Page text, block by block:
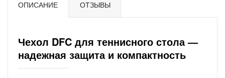
ОПИСАНИЕ ОТЗЫВЫ
Чехол DFC для теннисного стола —
надежная защита и компактность